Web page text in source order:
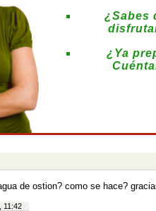
¿Sabes
¿Ya
de ostion? como se hace?
11:42